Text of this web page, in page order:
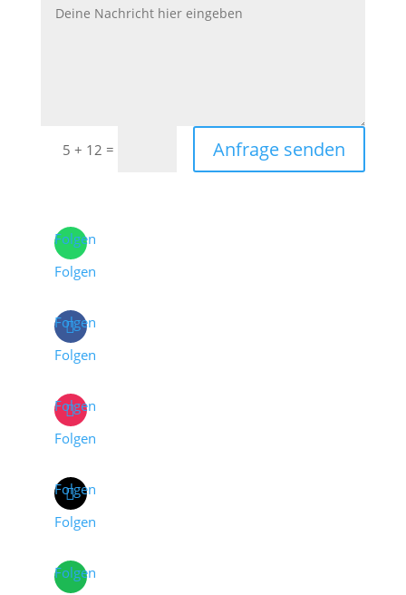
5 + 12 = Anfrage senden
Folgen
Folgen
Folgen
Folgen
Folgen
Folgen
Folgen
Folgen
Folgen